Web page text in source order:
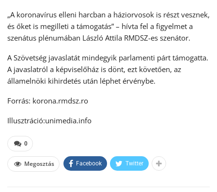
„A koronavírus elleni harcban a háziorvosok is részt vesznek,
és őket is megilleti a támogatás” – hívta fel a figyelmet a
szenátus plénumában László Attila RMDSZ-es szenátor.
A Szövetség javaslatát mindegyik parlamenti párt támogatta.
A javaslatról a képviselőház is dönt, ezt követően, az
államelnöki kihirdetés után léphet érvénybe.
Forrás: korona.rmdsz.ro
Illusztráció:unimedia.info
0
Megosztás Facebook Twitter